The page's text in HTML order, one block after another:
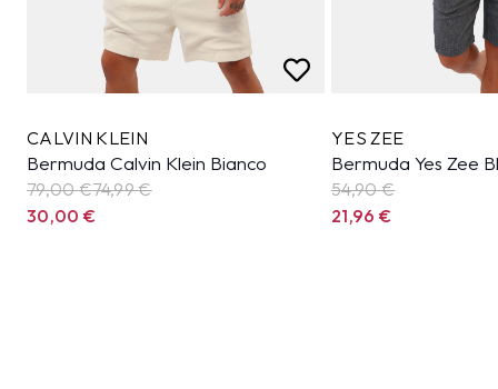
CALVIN KLEIN
Bermuda Calvin Klein Bianco
79,00 €74,99€
30,00€
YES ZEE
Bermuda Yes Zee
54,90€
21,96€